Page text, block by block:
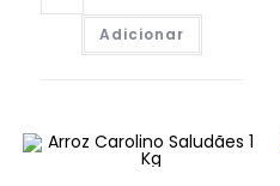
Adicionar